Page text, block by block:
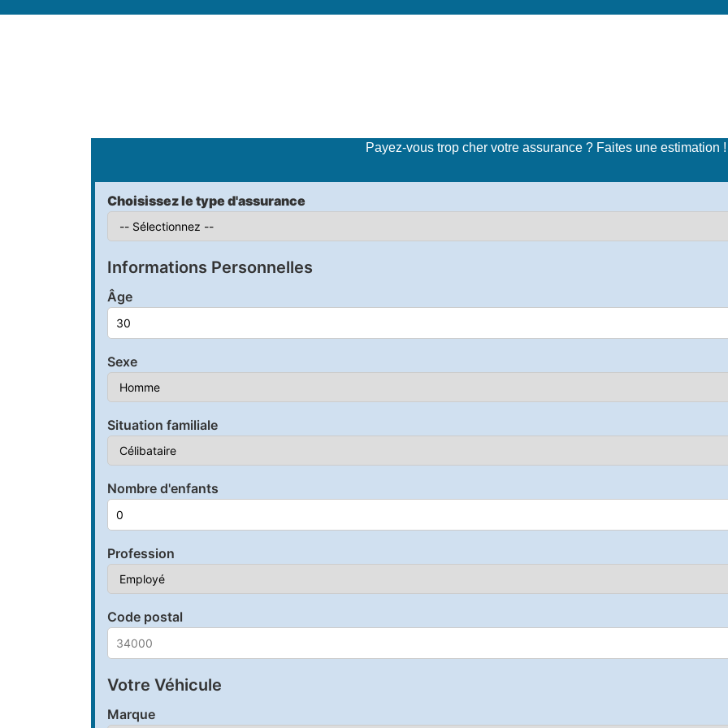
Payez-vous trop cher votre assurance ? Faites une estimation !
Choisissez le type d'assurance
Informations Personnelles
Âge
Sexe
Situation familiale
Nombre d'enfants
Profession
Code postal
Votre Véhicule
Marque